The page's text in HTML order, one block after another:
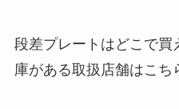
段差プレートはどこで買
庫がある取扱店舗はこち